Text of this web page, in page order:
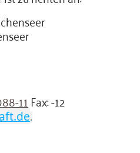
11 Fax: -12
.